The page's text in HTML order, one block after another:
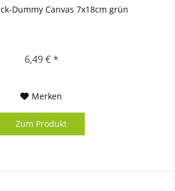
Dummy Canvas 7x18cm grün
6,49 € *
Merken
Zum Produkt